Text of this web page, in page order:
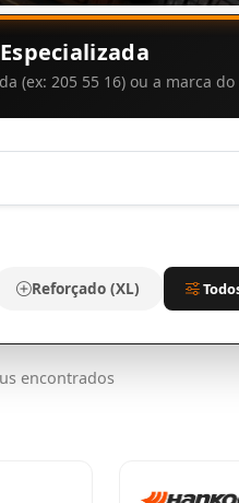
(ex: 205 55 16) ou a marca
Reforçado (XL)
encontrados